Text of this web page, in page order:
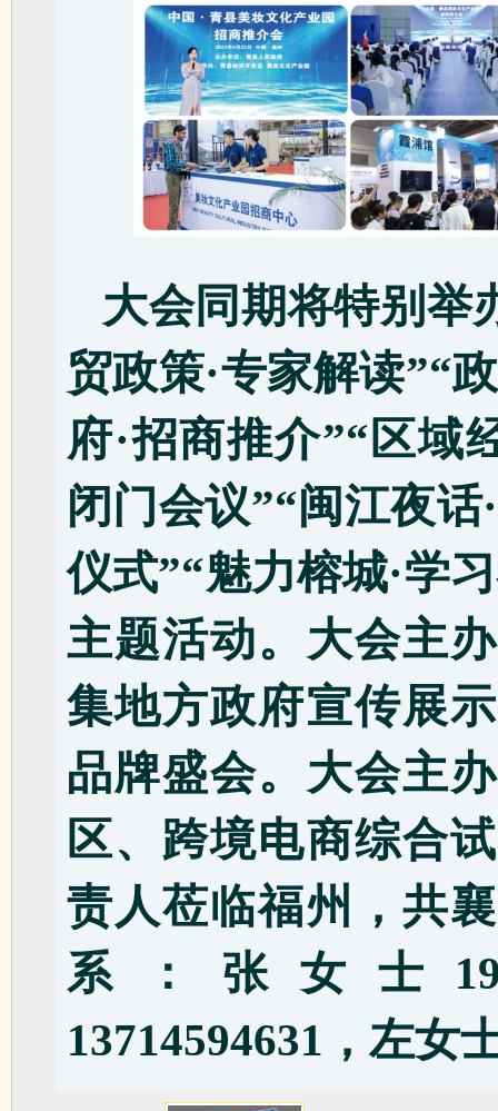
大会同期将特别举
贸政策·专家解读”“
府·招商推介”“区域
闭门会议”“闽江夜话
仪式”“魅力榕城·学
主题活动。大会主
集地方政府宣传展
品牌盛会。大会主
区、跨境电商综合
责人莅临福州，共
系：张女士
13714594631，左女